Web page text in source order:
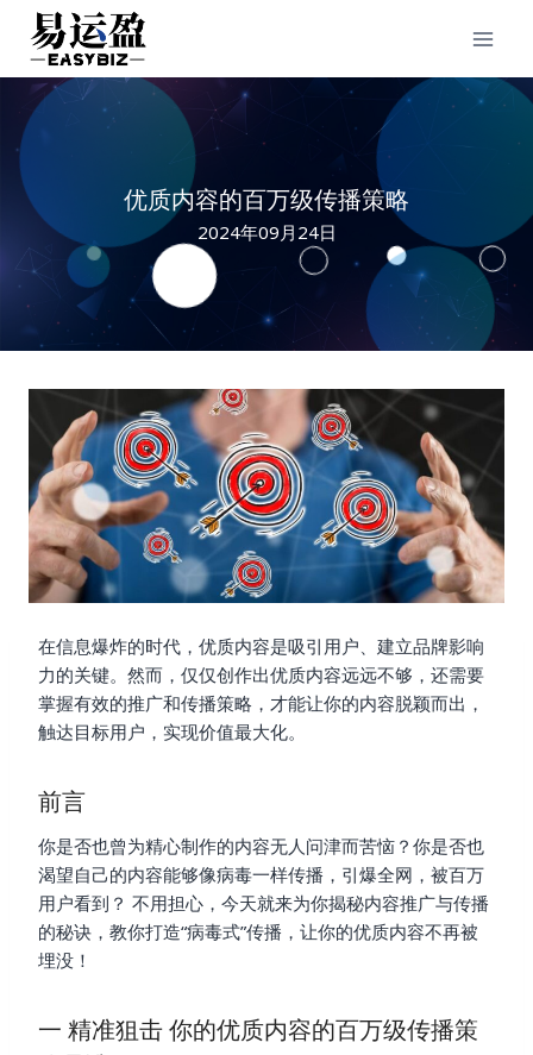
content
优质内容的百万级传播策略
2024年09月24日
在信息爆炸的时代，优质内容是吸引用户、建立品牌影响
力的关键。然而，仅仅创作出优质内容远远不够，还需要
掌握有效的推广和传播策略，才能让你的内容脱颖而出，
触达目标用户，实现价值最大化。
前言
你是否也曾为精心制作的内容无人问津而苦恼？你是否也
渴望自己的内容能够像病毒一样传播，引爆全网，被百万
用户看到？ 不用担心，今天就来为你揭秘内容推广与传播
的秘诀，教你打造“病毒式”传播，让你的优质内容不再被
埋没！
一 精准狙击 你的优质内容的百万级传播策